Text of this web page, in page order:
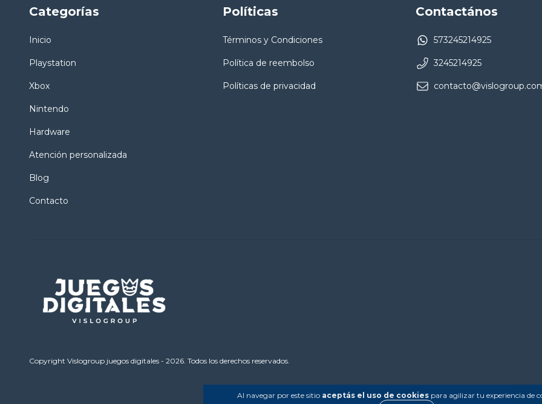
Al navegar por este sitio aceptás el uso de cookies para agilizar tu experiencia de
Categorías
Inicio
Playstation
Xbox
Nintendo
Hardware
Atención personalizada
Blog
Contacto
Políticas
Términos y Condiciones
Política de reembolso
Políticas de privacidad
Contactános
573245214925
3245214925
Copyright Vislogroup juegos digitales - 2026. Todos los derechos reservados.